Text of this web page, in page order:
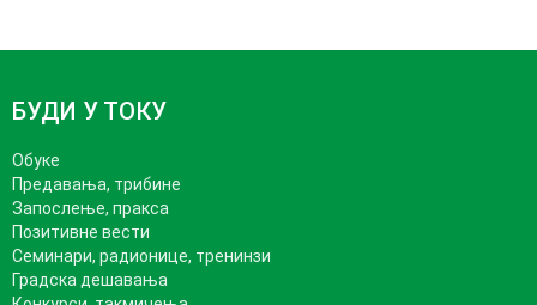
БУДИ У ТОКУ
Обуке
Предавања, трибине
Запослење, пракса
Позитивне вести
Семинари, радионице, тренинзи
Градска дешавања